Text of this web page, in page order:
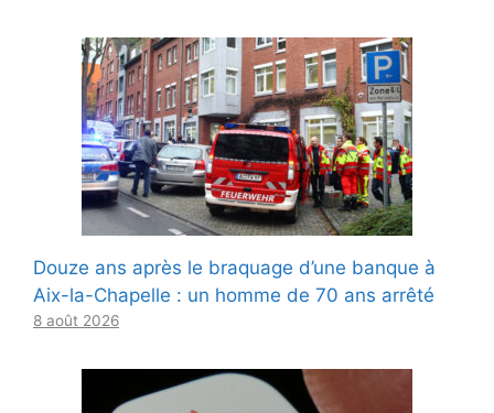
Douze ans après le braquage d’une banque à
Aix-la-Chapelle : un homme de 70 ans arrêté
8 août 2026